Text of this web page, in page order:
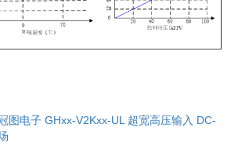
图电子 GHxx-V2Kxx-UL 超宽高压输入 DC-